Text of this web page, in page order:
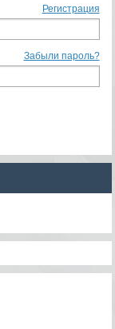
Регистрация
Забыли пароль?